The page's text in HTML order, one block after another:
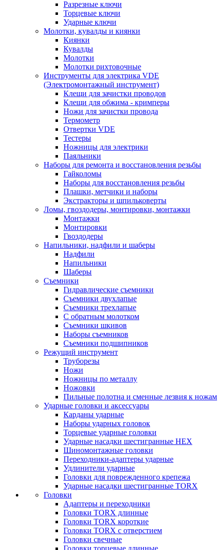
Разрезные ключи
Торцевые ключи
Ударные ключи
Молотки, кувалды и киянки
Киянки
Кувалды
Молотки
Молотки рихтовочные
Инструменты для электрика VDE
(Электромонтажный инструмент)
Клещи для зачистки проводов
Клещи для обжима - кримперы
Ножи для зачистки провода
Термометр
Отвертки VDE
Тестеры
Ножницы для электрики
Паяльники
Наборы для ремонта и восстановления резьбы
Гайколомы
Наборы для восстановления резьбы
Плашки, метчики и наборы
Экстракторы и шпильковерты
Ломы, гвоздодеры, монтировки, монтажки
Монтажки
Монтировки
Гвоздодеры
Напильники, надфили и шаберы
Надфили
Напильники
Шаберы
Съемники
Гидравлические съемники
Съемники двухлапые
Съемники трехлапые
С обратным молотком
Съемники шкивов
Наборы съемников
Съемники подшипников
Режущий инструмент
Труборезы
Ножи
Ножницы по металлу
Ножовки
Пильные полотна и сменные лезвия к ножам
Ударные головки и аксессуары
Карданы ударные
Наборы ударных головок
Торцевые ударные головки
Ударные насадки шестигранные HEX
Шиномонтажные головки
Переходники-адаптеры ударные
Удлинители ударные
Головки для поврежденного крепежа
Ударные насадки шестигранные TORX
Головки
Адаптеры и переходники
Головки TORX длинные
Головки TORX короткие
Головки TORX с отверстием
Головки свечные
Головки торцевые длинные